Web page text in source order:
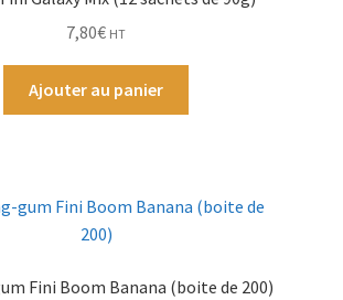
7,80€ HT
Ajouter au panier
Fini Boom Banana (boite de 200)